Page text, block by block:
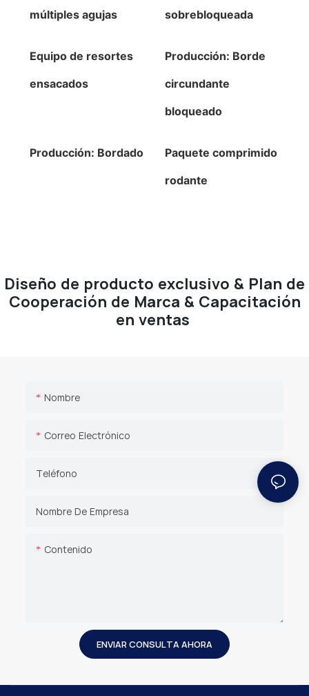
múltiples agujas
sobrebloqueada
Equipo de resortes
ensacados
Producción: Borde
circundante
bloqueado
Producción: Bordado
Paquete comprimido
rodante
Diseño de producto exclusivo & Plan de
Cooperación de Marca & Capacitación
en ventas
Nombre
Correo Electrónico
Teléfono
Nombre De Empresa
Contenido
ENVIAR CONSULTA AHORA